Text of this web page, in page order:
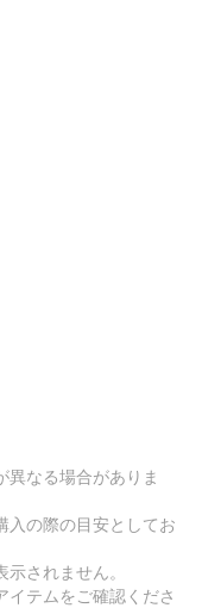
なる場合がありま
入の際の目安としてお
されません。
テムをご確認くださ